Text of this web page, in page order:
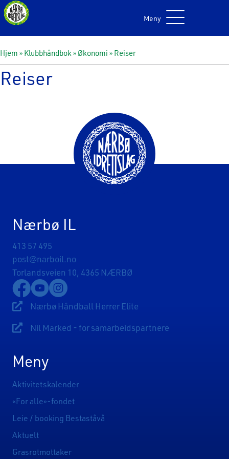
Meny
Hjem » Klubbhåndbok» Økonomi » Reiser
Reiser
Nærbø IL
413 57 495
post@narboil.no
Torlandsveien 10, 4365 NÆRBØ
Lenke til Nærbø Idrettslags Facebookside
Lenke til Nærbø Idrettslags YouTube-kanal
Lenke til Nærbø Idrettslags Instagram
Lenke til Nærbø Håndball Herrer Elite
Nærbø Håndball Herrer Elite
Lenke til Sponsorsider
Nil Marked - for samarbeidspartnere
Meny
Aktivitetskalender
«For alle»-fondet
Leie / booking Bestaståvå
Aktuelt
Grasrotmottaker